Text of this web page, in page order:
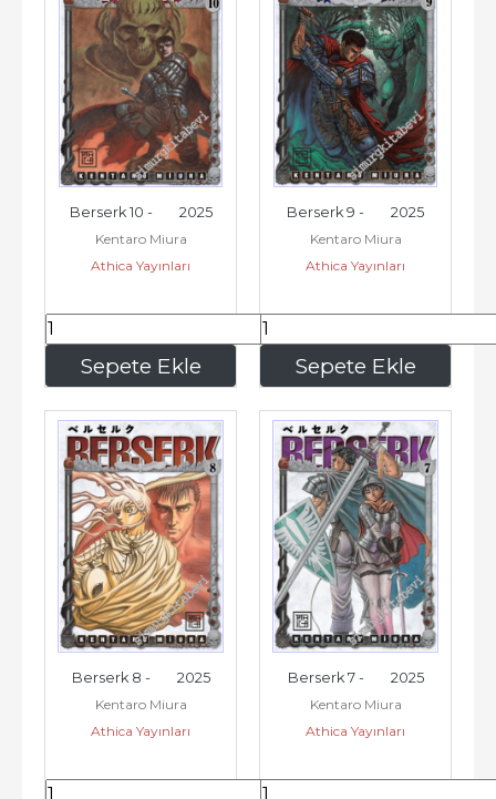
Sepete Ekle
Berserk 10 -        2025
Kentaro Miura
Athica Yayınları
195,00 Sepete Ekle
Berserk 9 -        2025
Kentaro Miura
Athica Yayınları
195,00
Berserk 8 -        2025
Kentaro Miura
Athica Yayınları
Berserk 7 -        2025
Kentaro Miura
Athica Yayınları